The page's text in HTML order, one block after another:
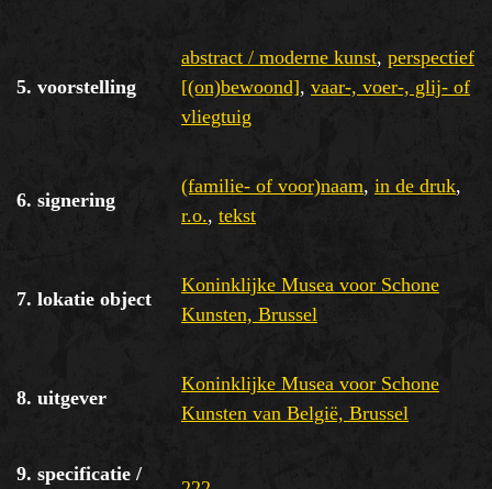
5. voorstelling
abstract / moderne kunst, perspectief
[(on)bewoond], vaar-, voer-, glij- of
vliegtuig
6. signering
(familie- of voor)naam, in de druk,
r.o., tekst
7. lokatie object
Koninklijke Musea voor Schone
Kunsten, Brussel
8. uitgever
Koninklijke Musea voor Schone
Kunsten van België, Brussel
9. specificatie /